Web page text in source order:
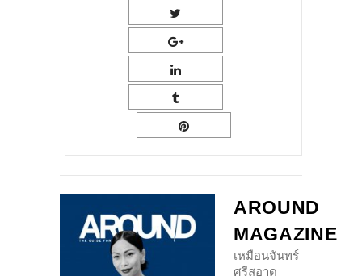
AROUND
MAGAZINE
เหมือนจันทร์
ศรีสอาด